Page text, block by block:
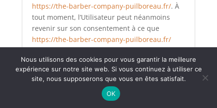
https://the-barber-company-puilboreau.fr/. À
tout moment, l’Utilisateur peut néanmoins
revenir sur son consentement à ce que
https://the-barber-company-puilboreau.fr/
dépose ce type de cookies.
Article 9.2. BALISES (“TAGS”)
INTERNET
https://the-barber-company-puilboreau.fr/
Nous utilisons des cookies pour vous garantir la meilleure
expérience sur notre site web. Si vous continuez à utiliser ce
site, nous supposerons que vous en êtes satisfait.
OK